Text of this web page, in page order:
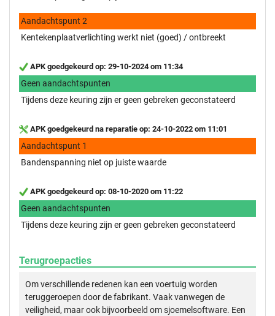
Aandachtspunt 2
Kentekenplaatverlichting werkt niet (goed) / ontbreekt
APK goedgekeurd op: 29-10-2024 om 11:34
Geen aandachtspunten
Tijdens deze keuring zijn er geen gebreken geconstateerd
APK goedgekeurd na reparatie op: 24-10-2022 om 11:01
Aandachtspunt 1
Bandenspanning niet op juiste waarde
APK goedgekeurd op: 08-10-2020 om 11:22
Geen aandachtspunten
Tijdens deze keuring zijn er geen gebreken geconstateerd
Terugroepacties
Om verschillende redenen kan een voertuig worden
teruggeroepen door de fabrikant. Vaak vanwegen de
veiligheid, maar ook bijvoorbeeld om sjoemelsoftware. Een